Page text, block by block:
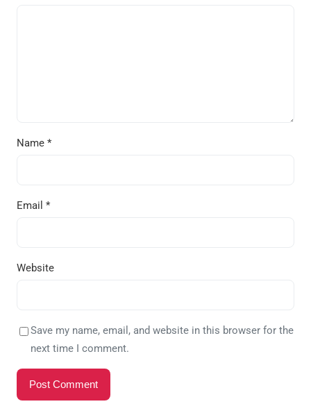
Name *
Email *
Website
Save my name, email, and website in this browser for the
next time I comment.